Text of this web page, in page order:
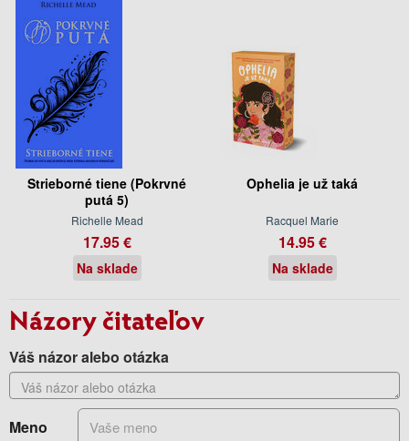
Strieborné tiene (Pokrvné
putá 5)
Richelle Mead
17.95 €
Na sklade
Ophelia je už taká
Racquel Marie
14.95 €
Na sklade
Názory čitateľov
Váš názor alebo otázka
Meno